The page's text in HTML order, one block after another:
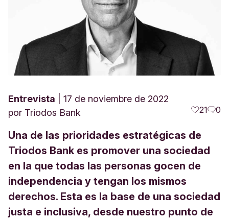
Entrevista
17 de noviembre de 2022
por Triodos Bank 21 0
Una de las prioridades estratégicas de
Triodos Bank es promover una sociedad
en la que todas las personas gocen de
independencia y tengan los mismos
derechos. Esta es la base de una sociedad
justa e inclusiva, desde nuestro punto de